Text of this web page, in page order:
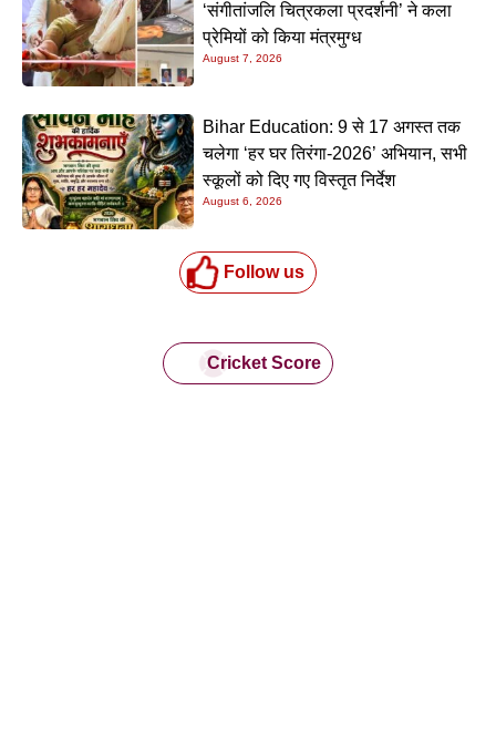
‘संगीतांजलि चित्रकला प्रदर्शनी’ ने कला
प्रेमियों को किया मंत्रमुग्ध
August 7, 2026
Bihar Education: 9 से 17 अगस्त तक
चलेगा ‘हर घर तिरंगा-2026’ अभियान, सभी
स्कूलों को दिए गए विस्तृत निर्देश
August 6, 2026
Follow us
Cricket Score